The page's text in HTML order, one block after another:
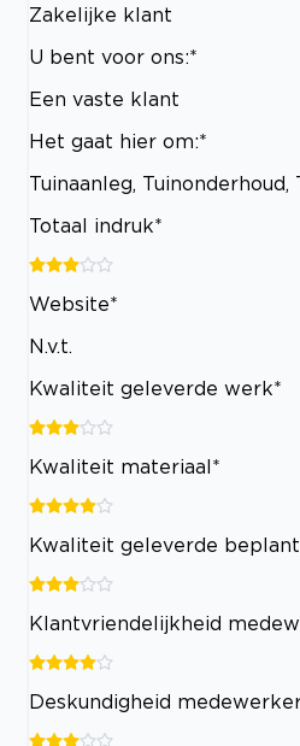
Zakelijke klant
U bent voor ons:*
Een vaste klant
Het gaat hier om:*
Tuinaanleg, Tuinonderhoud,
Totaal indruk*
Website*
N.v.t.
Kwaliteit geleverde werk*
Kwaliteit materiaal*
Kwaliteit geleverde
Klantvriendelijkheid
Deskundigheid